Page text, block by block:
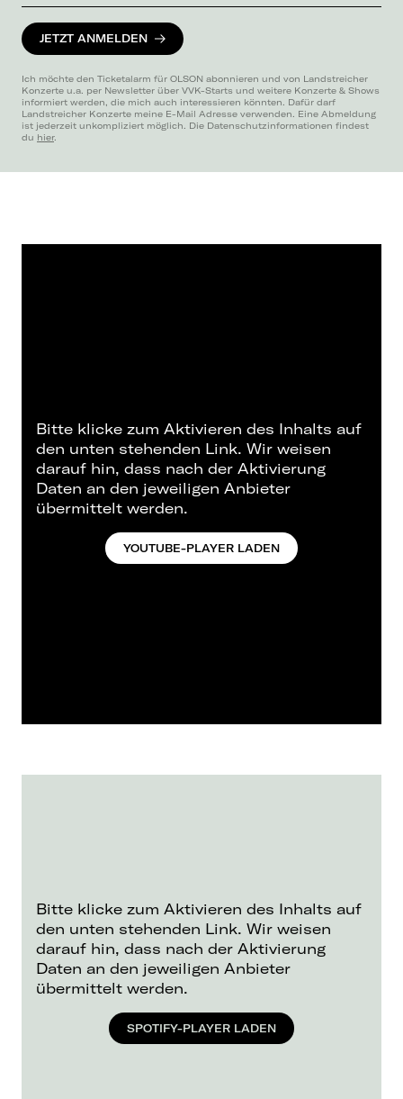
JETZT ANMELDEN
Ich möchte den Ticketalarm für OLSON abonnieren und von Landstreicher
Konzerte u.a. per Newsletter über VVK-Starts und weitere Konzerte & Shows
informiert werden, die mich auch interessieren könnten. Dafür darf
Landstreicher Konzerte meine E-Mail Adresse verwenden. Eine Abmeldung
ist jederzeit unkompliziert möglich. Die Datenschutzinformationen findest
du hier.
Bitte klicke zum Aktivieren des Inhalts auf
den unten stehenden Link. Wir weisen
darauf hin, dass nach der Aktivierung
Daten an den jeweiligen Anbieter
übermittelt werden.
YOUTUBE-PLAYER LADEN
Bitte klicke zum Aktivieren des Inhalts auf
den unten stehenden Link. Wir weisen
darauf hin, dass nach der Aktivierung
Daten an den jeweiligen Anbieter
übermittelt werden.
SPOTIFY-PLAYER LADEN